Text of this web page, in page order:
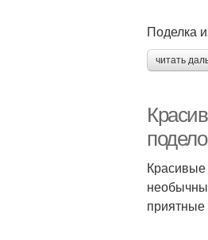
Поделка
читать
Красивые
приятные